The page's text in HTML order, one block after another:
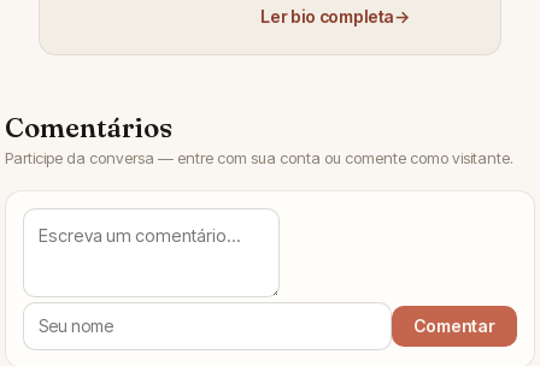
Ler bio completa→